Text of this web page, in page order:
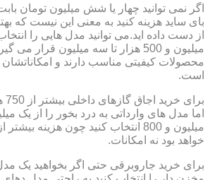
اگر نمی توانید چهار یا شش میلیون تومان
بای ساید هزینه کنید به معنی این نیست که
از دست داده اید.می توانید مدل هایی را
میلیون و 500 هزار تا سه میلیون قرار
محصولات کیفیتی مناسب دارند و امکاناتشان
است.
میلیون و 800 انتخاب کنید چون هزینه
خواهد بود نه امکانات.
برای خرید جاروبرقی حتی اگر بخواهید یک